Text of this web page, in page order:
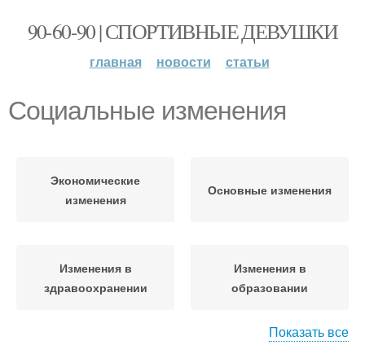
90-60-90 | СПОРТИВНЫЕ ДЕВУШКИ
главная новости статьи
Социальные изменения
Экономические
изменения
Основные изменения
Изменения в
здравоохранении
Изменения в
образовании
Показать все